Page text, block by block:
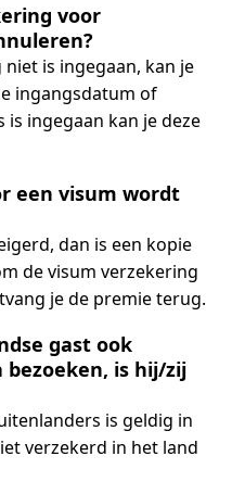
voor
is ingegaan, kan je
ingangsdatum of
ingegaan kan je deze
een visum wordt
dan is een kopie
de visum verzekering
je de premie terug.
gast ook
bezoeken, is hij/zij
is geldig in
verzekerd in het land